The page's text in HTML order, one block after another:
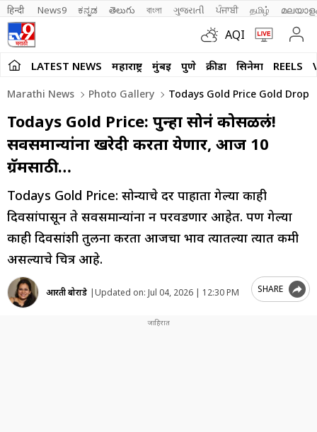
हिन्दी News9 ಕನ್ನಡ తెలుగు বাংলা ગુજરાતી ਪੰਜਾਬੀ தமிழ்
AQI
LATEST NEWS महाराष्ट्र मुंबई पुणे क्रीडा सिनेमा REELS
Marathi News Photo Gallery Todays Gold Price Gold
Todays Gold Price: पुन्हा सोनं कोसळलं!
सर्वसमान्यांना खरेदी करता येणार, आज 10
ग्रॅमसाठी…
Todays Gold Price: सोन्याचे दर पाहाता गेल्या काही
दिवसांपासून ते सर्वसमान्यांना न परवडणार आहेत. पण गेल्या
काही दिवसांशी तुलना करता आजचा भाव त्यातल्या त्यात कमी
असल्याचे चित्र आहे.
आरती बोराडे |Updated on: Jul 04, 2026 | 12:30 PM SHARE